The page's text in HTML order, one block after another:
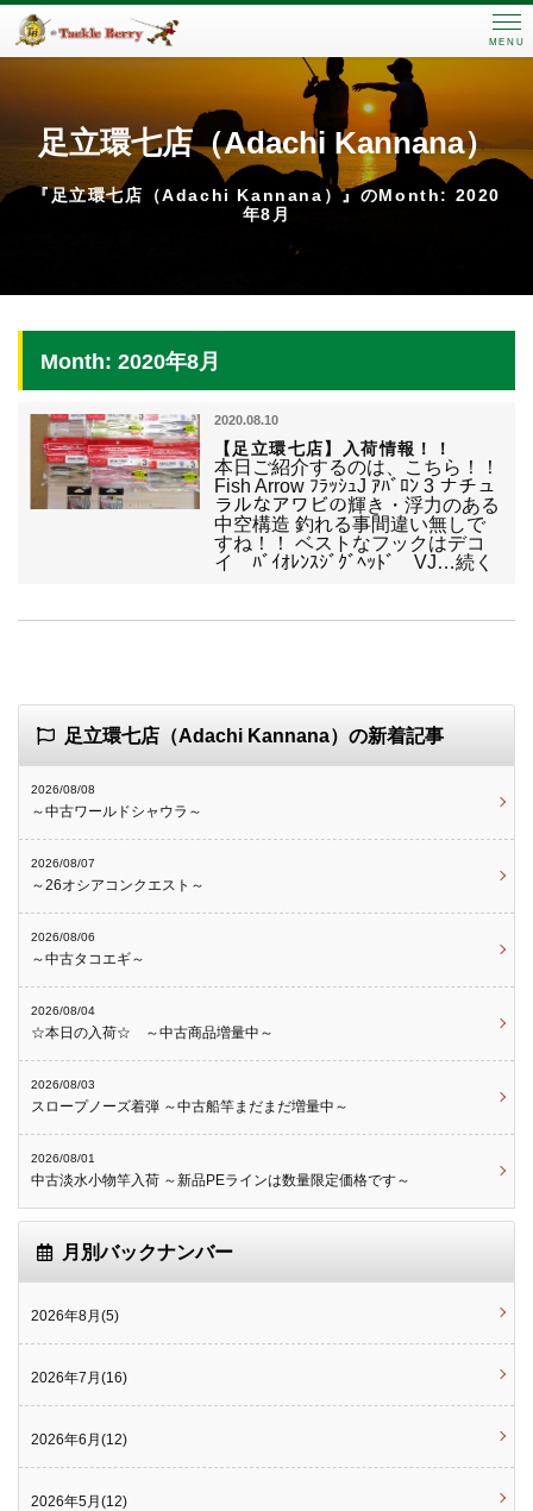
MENU
足立環七店（Adachi Kannana）
『足立環七店（Adachi Kannana）』のMonth: 2020
年8月
Month: 2020年8月
2020.08.10
【足立環七店】入荷情報！！
本日ご紹介するのは、こちら！！
Fish Arrow ﾌﾗｯｼｭJ ｱﾊﾞﾛﾝ 3 ナチュ
ラルなアワビの輝き・浮力のある
中空構造 釣れる事間違い無しで
すね！！ ベストなフックはデコ
イ ﾊﾞｲｵﾚﾝｽｼﾞｸﾞﾍｯﾄﾞ VJ…続く
足立環七店（Adachi Kannana）の新着記事
2026/08/08
～中古ワールドシャウラ～
2026/08/07
～26オシアコンクエスト～
2026/08/06
～中古タコエギ～
2026/08/04
☆本日の入荷☆ ～中古商品増量中～
2026/08/03
スロープノーズ着弾 ～中古船竿まだまだ増量中～
2026/08/01
中古淡水小物竿入荷 ～新品PEラインは数量限定価格です～
月別バックナンバー
2026年8月(5)
2026年7月(16)
2026年6月(12)
2026年5月(12)